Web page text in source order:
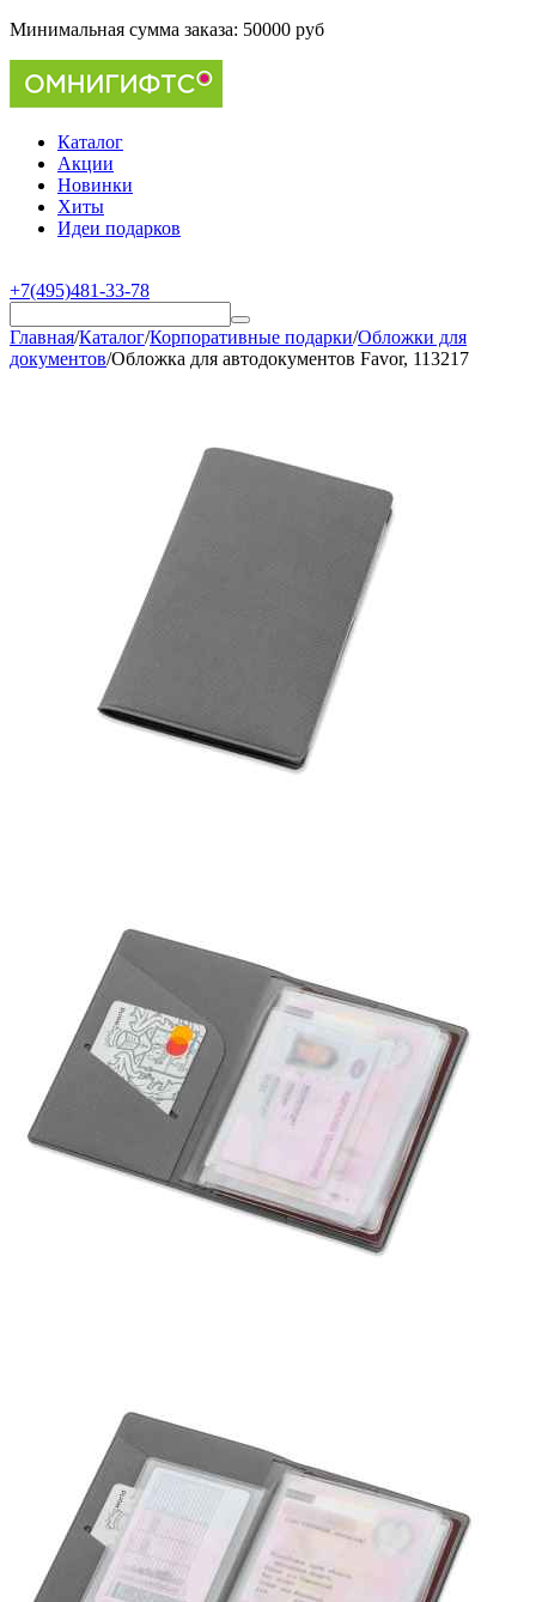
Минимальная сумма заказа: 50000 руб
Каталог
Акции
Новинки
Хиты
Идеи подарков
+7(495)481-33-78
Главная/Каталог/Корпоративные подарки/Обложки для
документов/Обложка для автодокументов Favor, 113217